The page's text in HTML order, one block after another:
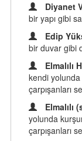
Diyanet
bir yapı gibi
Edip
bir duvar gibi
Elmalılı
kendi
çarpışanları
Elmalılı
yolunda
çarpışanları